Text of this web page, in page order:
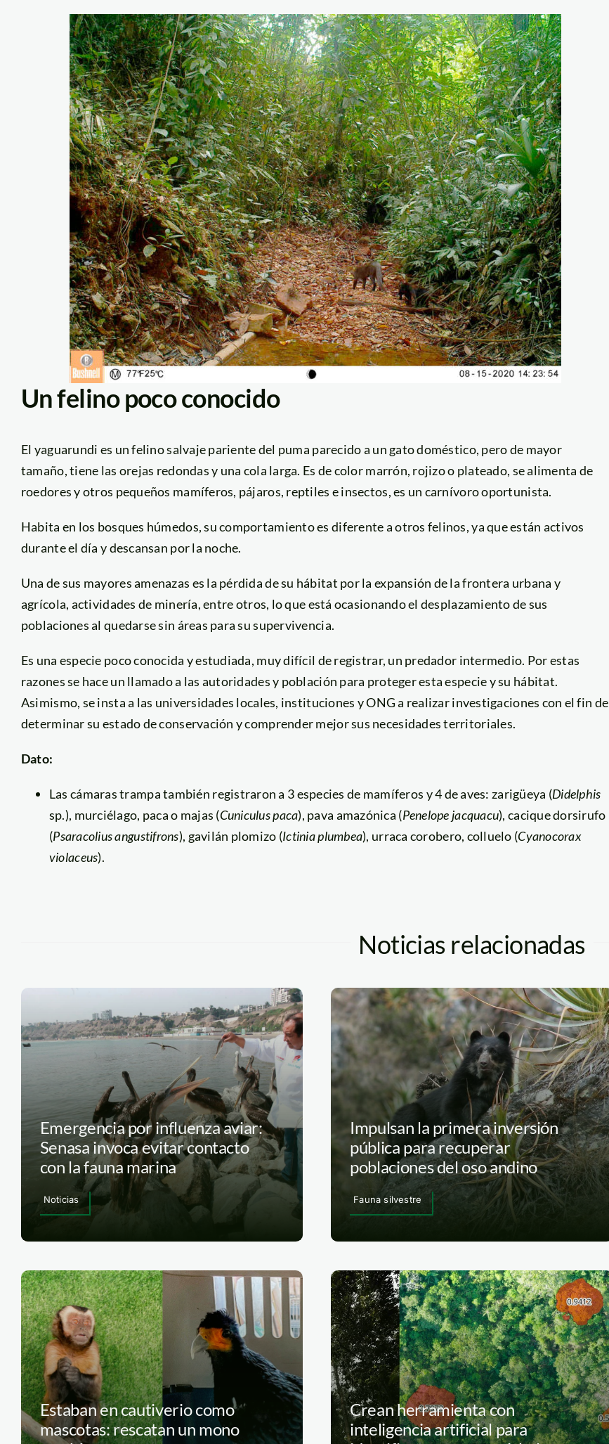
Un felino poco conocido
El yaguarundi es un felino salvaje pariente del puma parecido a un gato doméstico, pero de mayor
tamaño, tiene las orejas redondas y una cola larga. Es de color marrón, rojizo o plateado, se alimenta de
roedores y otros pequeños mamíferos, pájaros, reptiles e insectos, es un carnívoro oportunista.
Habita en los bosques húmedos, su comportamiento es diferente a otros felinos, ya que están activos
durante el día y descansan por la noche.
Una de sus mayores amenazas es la pérdida de su hábitat por la expansión de la frontera urbana y
agrícola, actividades de minería, entre otros, lo que está ocasionando el desplazamiento de sus
poblaciones al quedarse sin áreas para su supervivencia.
Es una especie poco conocida y estudiada, muy difícil de registrar, un predador intermedio. Por estas
razones se hace un llamado a las autoridades y población para proteger esta especie y su hábitat.
Asimismo, se insta a las universidades locales, instituciones y ONG a realizar investigaciones con el fin de
determinar su estado de conservación y comprender mejor sus necesidades territoriales.
Dato:
Las cámaras trampa también registraron a 3 especies de mamíferos y 4 de aves: zarigüeya (Didelphis
sp.), murciélago, paca o majas (Cuniculuspaca), pava amazónica (Penelope jacquacu), cacique dorsirufo
(Psaracolius angustifrons), gavilán plomizo (Ictiniaplumbea), urraca corobero, colluelo (Cyanocorax
violaceus).
Noticias relacionadas
Emergencia por influenza aviar:
Senasa invoca evitar contacto
con la fauna marina
Noticias
Impulsan la primera inversión
pública para recuperar
poblaciones del oso andino
Fauna silvestre
Estaban en cautiverio como
mascotas: rescatan un mono
Crean herramienta con
inteligencia artificial para